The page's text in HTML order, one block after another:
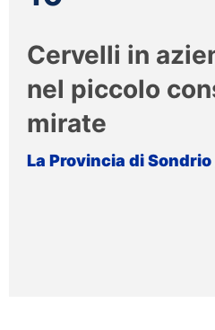
Cervelli in
nel piccolo
mirate
La Provincia di Sondrio